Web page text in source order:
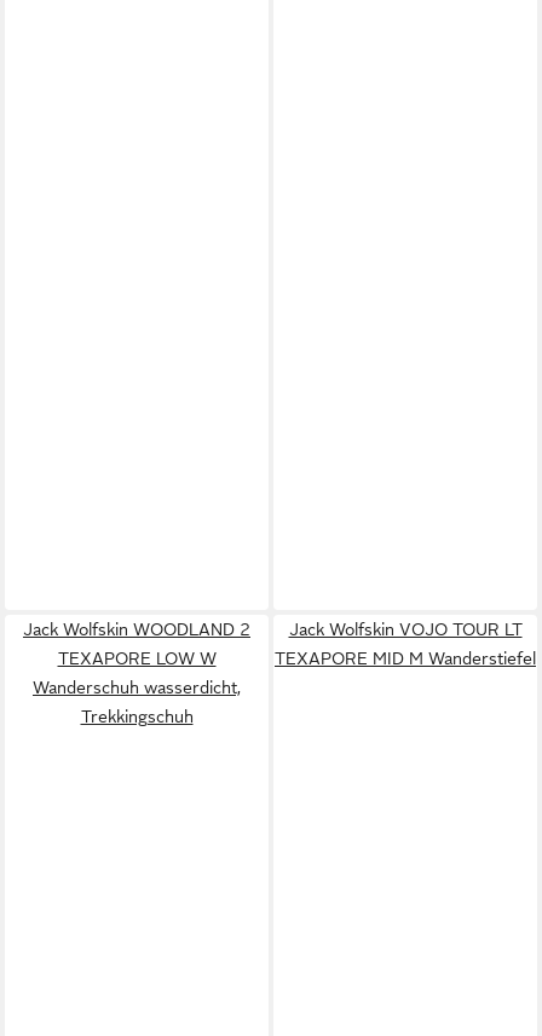
Jack Wolfskin WOODLAND 2
TEXAPORE LOW W
Wanderschuh wasserdicht,
Trekkingschuh
Jack Wolfskin VOJO TOUR LT
TEXAPORE MID M Wanderstiefel